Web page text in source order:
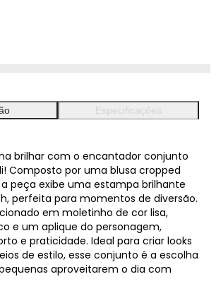
Especificações
brilhar com o encantador conjunto
Composto por uma blusa cropped
peça exibe uma estampa brilhante
perfeita para momentos de diversão.
em moletinho de cor lisa,
e um aplique do personagem,
e praticidade. Ideal para criar looks
de estilo, esse conjunto é a escolha
aproveitarem o dia com